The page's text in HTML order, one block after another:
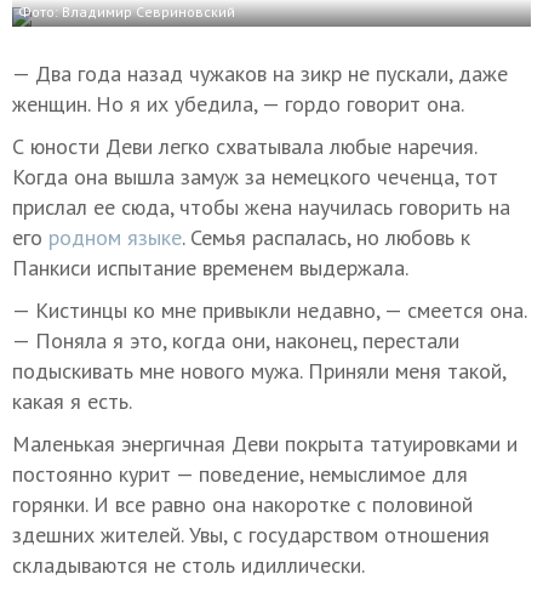
Фото: Владимир Севриновский
— Два года назад чужаков на зикр не пускали, даже
женщин. Но я их убедила, — гордо говорит она.
С юности Деви легко схватывала любые наречия.
Когда она вышла замуж за немецкого чеченца, тот
прислал ее сюда, чтобы жена научилась говорить на
его родном языке. Семья распалась, но любовь к
Панкиси испытание временем выдержала.
— Кистинцы ко мне привыкли недавно, — смеется она.
— Поняла я это, когда они, наконец, перестали
подыскивать мне нового мужа. Приняли меня такой,
какая я есть.
Маленькая энергичная Деви покрыта татуировками и
постоянно курит — поведение, немыслимое для
горянки. И все равно она накоротке с половиной
здешних жителей. Увы, с государством отношения
складываются не столь идиллически.